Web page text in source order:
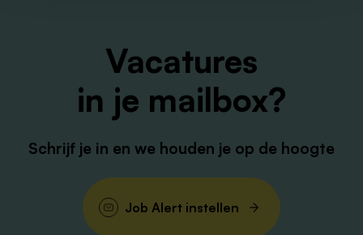
Vacatures
in je mailbox?
Schrijf je in en we houden je op de hoogte
Job Alert instellen